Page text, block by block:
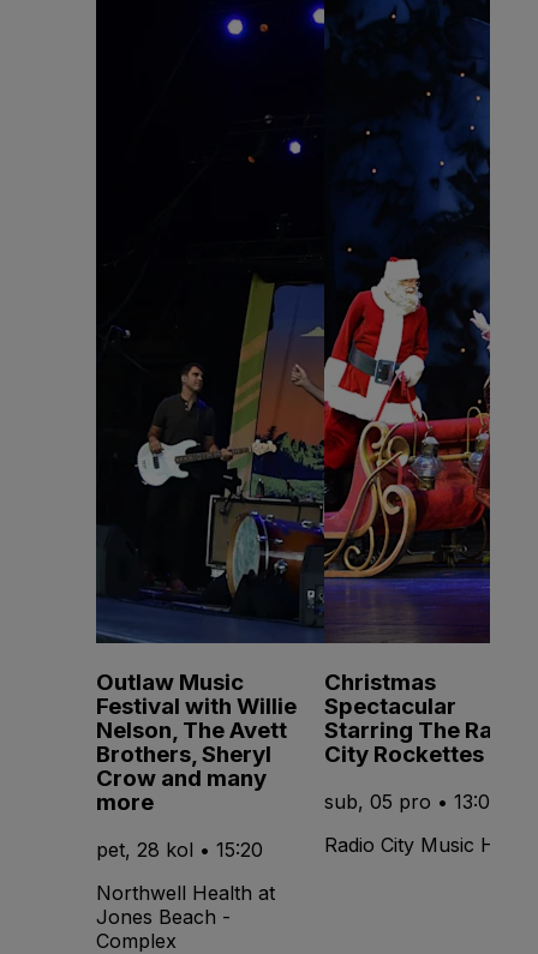
Outlaw Music
Festival with Willie
Nelson, The Avett
Brothers, Sheryl
Crow and many
more
pet, 28 kol • 15:20
Northwell Health at
Jones Beach -
Complex
Christmas
Spectacular
Starring The Radio
City Rockettes
sub, 05 pro • 13:00
Radio City Music Hall